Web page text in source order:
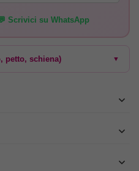
Scrivici su WhatsApp
petto, schiena) ▼